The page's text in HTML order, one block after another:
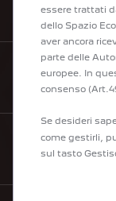
TROVARE
LISTINI
essere trattati
dello Spazio
aver ancora
parte delle
europee. In
consenso
Se desideri
come gestirli,
sul tasto